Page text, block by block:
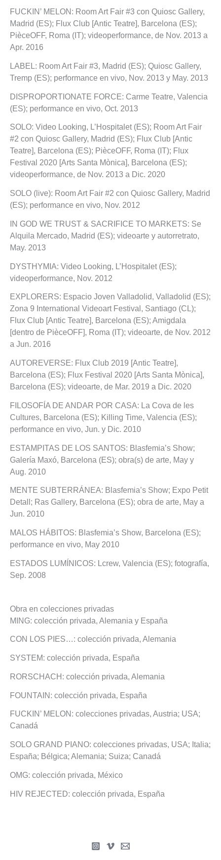
FUCKIN’ MELON: Room Art Fair #3 con Quiosc Gallery,
Madrid (ES); Flux Club [Antic Teatre], Barcelona (ES);
PièceOFF, Roma (IT); videoperformance, de Nov. 2013 a
Apr. 2016
LABEL: Room Art Fair #3, Madrid (ES); Quiosc Gallery,
Tremp (ES); performance en vivo, Nov. 2013 y May. 2013
DISPROPORTIONATE FORCE: Carme Teatre, Valencia
(ES); performance en vivo, Oct. 2013
SOLO: Video Looking, L’Hospitalet (ES); Room Art Fair
#2 con Quiosc Gallery, Madrid (ES); Flux Club [Antic
Teatre], Barcelona (ES); PièceOFF, Roma (IT); Flux
Festival 2020 [Arts Santa Mònica], Barcelona (ES);
videoperformance, de Nov. 2013 a Dic. 2020
SOLO (live): Room Art Fair #2 con Quiosc Gallery, Madrid
(ES); performance en vivo, Nov. 2012
IN GOD WE TRUST & SACRIFICE TO MARKETS: Se
Alquila Mercado, Madrid (ES); videoarte y autorretrato,
May. 2013
DYSTHYMIA: Video Looking, L’Hospitalet (ES);
videoperformance, Nov. 2012
EXPLORERS: Espacio Joven Valladolid, Valladolid (ES);
Zona 9 International Videoart Festival, Santiago (CL);
Flux Club [Antic Teatre], Barcelona (ES); Amigdala
[dentro de PièceOFF], Roma (IT); videoarte, de Nov. 2012
a Jun. 2016
AUTOREVERSE: Flux Club 2019 [Antic Teatre],
Barcelona (ES); Flux Festival 2020 [Arts Santa Mònica],
Barcelona (ES); videoarte, de Mar. 2019 a Dic. 2020
FILOSOFÍA DE ANDAR POR CASA: La Cova de les
Cultures, Barcelona (ES); Killing Time, Valencia (ES);
performance en vivo, Jun. y Dic. 2010
ESTAMPITAS DE LOS SANTOS: Blasfemia’s Show;
Galería Maxó, Barcelona (ES); obra(s) de arte, May y
Aug. 2010
MENTE SUBTERRÁNEA: Blasfemia’s Show; Expo Petit
Detall; Ras Gallery, Barcelona (ES); obra de arte, May a
Jun. 2010
MALOS HÁBITOS: Blasfemia’s Show, Barcelona (ES);
performance en vivo, May 2010
ESTADOS LUMÍNICOS: Lcrew, Valencia (ES); fotografía,
Sep. 2008
Obra en colecciones privadas
MING: colección privada, Alemania y España
CON LOS PIES…: colección privada, Alemania
SYSTEM: colección privada, España
RORSCHACH: colección privada, Alemania
FOUNTAIN: colección privada, España
FUCKIN’ MELON: colecciones privadas, Austria; USA;
Canadá
SOLO GRAND PIANO: colecciones privadas, USA; Italia;
España; Bélgica; Alemania; Suiza; Canadá
OMG: colección privada, México
HIV REJECTED: colección privada, España